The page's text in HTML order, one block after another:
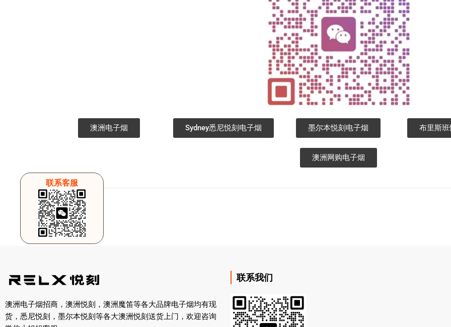
澳洲电子烟 Sydney悉尼悦刻电子烟 墨尔本悦刻电子烟 布里斯
澳洲网购电子烟
←前一篇文章
澳洲电子烟招商，澳洲悦刻，澳洲魔笛等各大品牌电子烟均有现
货，悉尼悦刻，墨尔本悦刻等各大澳洲悦刻送货上门，欢迎咨询
联系我们
联系客服